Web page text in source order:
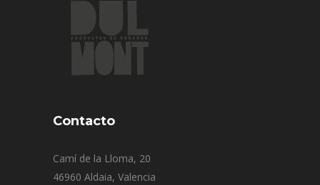
Contacto
Camí de la Lloma, 20
46960 Aldaia, Valencia